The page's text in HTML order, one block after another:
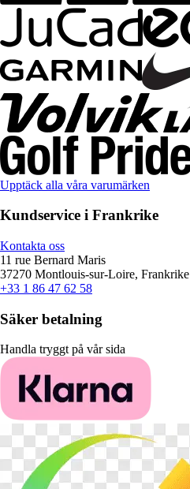
Upptäck alla våra varumärken
Kundservice i Frankrike
Kontakta oss
11 rue Bernard Maris
37270 Montlouis-sur-Loire, Frankrike
+33 1 86 47 62 58
Säker betalning
Handla tryggt på vår sida